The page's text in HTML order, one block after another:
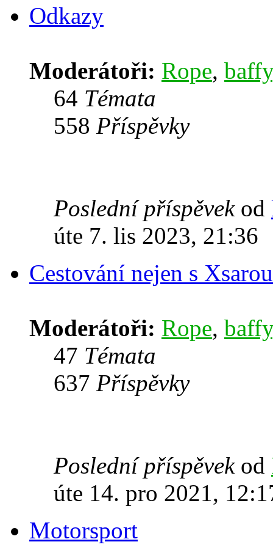
Odkazy
Moderátoři: Rope, baffy
64 Témata
558 Příspěvky
Poslední příspěvekod
úte 7. lis 2023, 21:36
Cestování nejen s Xsarou
Moderátoři: Rope, baffy
47 Témata
637 Příspěvky
Poslední příspěvekod
úte 14. pro 2021,
Motorsport